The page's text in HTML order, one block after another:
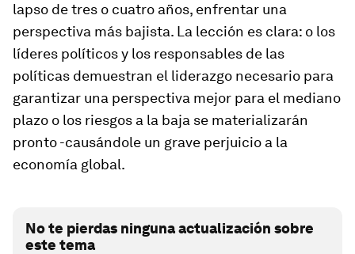
lapso de tres o cuatro años, enfrentar una
perspectiva más bajista. La lección es clara: o los
líderes políticos y los responsables de las
políticas demuestran el liderazgo necesario para
garantizar una perspectiva mejor para el mediano
plazo o los riesgos a la baja se materializarán
pronto -causándole un grave perjuicio a la
economía global.
No te pierdas ninguna actualización sobre
este tema